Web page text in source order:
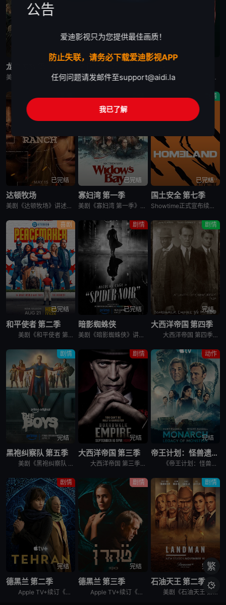
更新至第7集
龙之家族 第三季
美剧《龙之家族 第三季》，铁王座面前，绝无怜悯。
更新至第4集
美剧《末日地堡 第三季》又名：羊毛战记,羊毛记,Silo Season 3，讲述了：当下，Juliette Nichols在被迫接受“净化”后幸存下来，但记忆却已丧失，而地堡正从叛乱中恢复，并面临着新 美剧《星城》为太空竞赛题材剧《为全人类》的衍生剧，是同一设定下的全新篇章。《星城》将我们带回太空竞赛另类历史重述的关键时刻——苏联成为首个实现载人登月的国家。但这次，我们将从铁幕后方探索这个故事，展现
已完结
达顿牧场
美剧《达顿牧场》讲述了，抛开《黄石》时期经历的阴影，Beth和Rip努力共筑未来，但他们遭遇了残酷的新现实，以及一家不择手段、只为保住自己帝国的无情敌对牧场。在南得克萨斯州，血脉之深远胜于一切，宽恕转
已完结
寡妇湾 第一季
美剧《寡妇湾 第一季》讲述了，新英格兰外海40英里处的寡妇湾，终年被迷雾笼罩。这里流传着百年前的海难传说，所有出海的渔民葬身深海，只留下满岛寡妇与一道血色诅咒。新任市长汤姆·洛夫蒂斯决心振兴衰败的小镇
剧情
已完结
国土安全 第七季
Showtime正式宣布续订《国土安全》第7季。
喜剧
已完结
和平使者 第二季
美剧《和平使者 第二季》英文名为：Peacemaker Season 2。和平使者的正义联盟面试似乎不太顺利，同时他和朋友们面对着天眼局的威胁，必须比以往更加团结。
剧情
已完结
暗影蜘蛛侠
美剧《暗影蜘蛛侠》讲述了，私家侦探本·莱利接下了几个看似简单的案子…结果却被黑帮、怪物和一个神秘的蛇蝎美人卷入一张阴谋之网，使他不得不再度面对自己曾经的身份：纽约唯一的超级英雄&quot;蜘蛛&quo
剧情
完结
大西洋帝国 第四季
大西洋帝国 第四季英文名为Boardwalk Empire Season 4，在第三季播出三集后，《大西洋帝国 Boardwalk Empire》得到了HBO台新季即第四季的预订。 &nbsp;
剧情
完结
黑袍纠察队 第五季
美剧《黑袍纠察队 第五季》讲述了，这是祖国人的世界，完全受制于他反复无常、自大狂妄的意志。休伊、母乳和法兰奇被囚禁在一个“自由营”里。星光努力组织抵抗，对抗压倒性的超级英雄力量。喜美子下落不明。但
剧情
完结
大西洋帝国 第三季
大西洋帝国 第三季英文名为Boardwalk Empire Season 3，屡获殊荣的《大西洋帝国》（Boardwalk Empire）第三季将于北京时间9月17日播出，本季为12集。 &nbs
动作
完结
帝王计划：怪兽遗产 第二季
《帝王计划：怪兽遗产 第二季》讲述了，泰坦X并非普通的怪兽，它本身就是一场活生生的灾难。当它巨大的、散发着生物光辉的身躯冲破海面时，整个世界仿佛都屏住了呼吸。在第二季中，泰坦X成为了谜团的核心——
剧情
完结
德黑兰 第二季
Apple TV+续订《德黑兰》第二季。
剧情
完结
德黑兰 第三季
Apple TV+续订《德黑兰》第三季，休·劳瑞加盟。
剧情
完结
石油天王 第二季
美剧《石油天王 第二季》，Paramount+续订第二季。
繁

公告
爱迪影视只为您提供最佳画质！
防止失联，请务必下载爱迪影视APP
任何问题请发邮件至support@aidi.la
我已了解